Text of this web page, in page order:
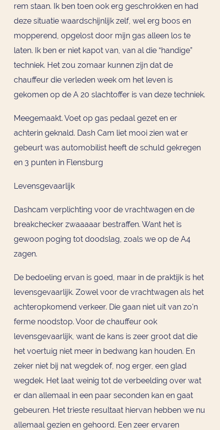
rem staan. Ik ben toen ook erg geschrokken en had
deze situatie waardschijnlijk zelf, wel erg boos en
mopperend, opgelost door mijn gas alleen los te
laten. Ik ben er niet kapot van, van al die “handige”
techniek. Het zou zomaar kunnen zijn dat de
chauffeur die verleden week om het leven is
gekomen op de A 20 slachtoffer is van deze techniek.
Meegemaakt. Voet op gas pedaal gezet en er
achterin geknald. Dash Cam liet mooi zien wat er
gebeurt was automobilist heeft de schuld gekregen
en 3 punten in Flensburg
Levensgevaarlijk
Dashcam verplichting voor de vrachtwagen en de
breakchecker zwaaaaar bestraffen. Want het is
gewoon poging tot doodslag, zoals we op de A4
zagen.
De bedoeling ervan is goed, maar in de praktijk is het
levensgevaarlijk. Zowel voor de vrachtwagen als het
achteropkomend verkeer. Die gaan niet uit van zo'n
ferme noodstop. Voor de chauffeur ook
levensgevaarlijk, want de kans is zeer groot dat die
het voertuig niet meer in bedwang kan houden. En
zeker niet bij nat wegdek of, nog erger, een glad
wegdek. Het laat weinig tot de verbeelding over wat
er dan allemaal in een paar seconden kan en gaat
gebeuren. Het trieste resultaat hiervan hebben we nu
allemaal gezien en gehoord. Een zeer ervaren